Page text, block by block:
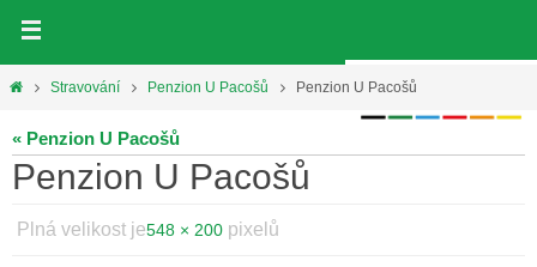
obsahHomeStravování Penzion U Pacošů Penzion U Pacošů
« Penzion U Pacošů
Penzion U Pacošů
Plná velikost je548 × 200 pixelů